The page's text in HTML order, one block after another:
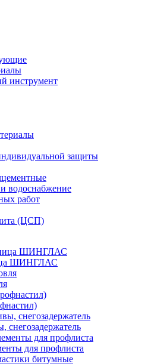
инструмент
защиты
водоснабжение
работ
(ЦСП)
ШИНГЛАС
снегозадержатель
для профлиста